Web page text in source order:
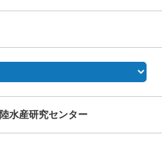
水産研究センター